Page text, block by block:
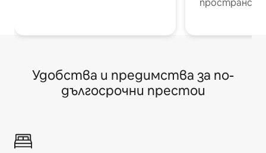
Удобства и предимства за по-
дългосрочни престои